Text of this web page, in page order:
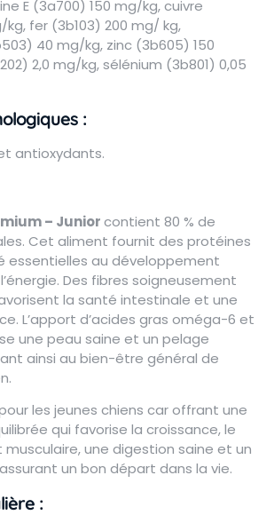
E (3a700) 150 mg/kg, cuivre
kg, fer (3b103) 200 mg/ kg,
40 mg/kg, zinc (3b605) 150
2,0 mg/kg, sélénium (3b801) 0,05
:
antioxydants.
– Juniorcontient 80 % de
Cet aliment fournit des protéines
essentielles au développement
Des fibres soigneusement
la santé intestinale et une
L’apport d’acides gras oméga-6 et
une peau saine et un pelage
ainsi au bien-être général de
les jeunes chiens car offrant une
qui favorise la croissance, le
une digestion saine et un
un bon départ dans la vie.
: